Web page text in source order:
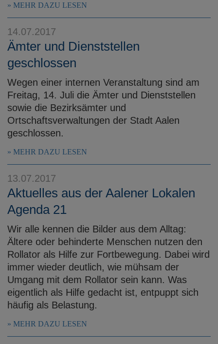
MEHR DAZU LESEN
14.07.2017
Ämter und Dienststellen
geschlossen
Wegen einer internen Veranstaltung sind am
Freitag, 14. Juli die Ämter und Dienststellen
sowie die Bezirksämter und
Ortschaftsverwaltungen der Stadt Aalen
geschlossen.
MEHR DAZU LESEN
13.07.2017
Aktuelles aus der Aalener Lokalen
Agenda 21
Wir alle kennen die Bilder aus dem Alltag:
Ältere oder behinderte Menschen nutzen den
Rollator als Hilfe zur Fortbewegung. Dabei wird
immer wieder deutlich, wie mühsam der
Umgang mit dem Rollator sein kann. Was
eigentlich als Hilfe gedacht ist, entpuppt sich
häufig als Belastung.
MEHR DAZU LESEN